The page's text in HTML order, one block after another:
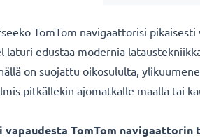
TomTom navigaattorisi
laturi edustaa modernia
on suojattu oikosululta,
pitkällekin ajomatkalle maalla tai
vapaudesta TomTom navigaattorin